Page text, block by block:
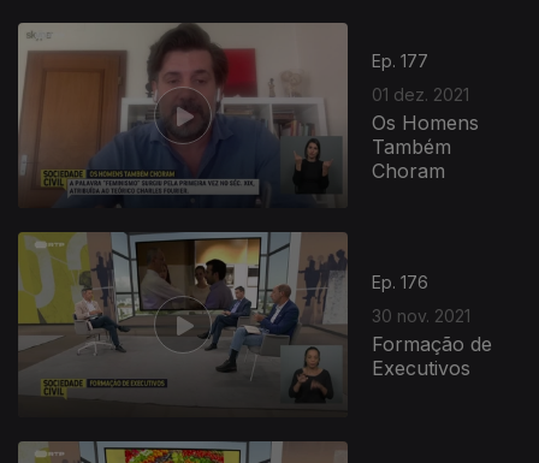
Ep. 177
01 dez. 2021
Os Homens
Também
Choram
Ep. 176
30 nov. 2021
Formação de
Executivos